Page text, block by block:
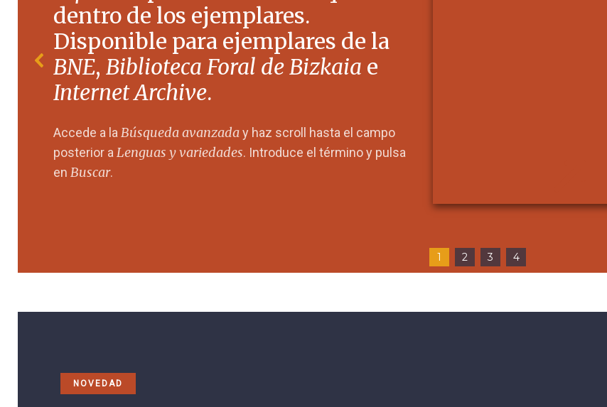
dentro de los ejemplares.
Disponible para ejemplares de la
BNE, Biblioteca Foral de Bizkaia e
Internet Archive.
Accede a laBúsqueda avanzaday haz scroll hasta el campo
posterior aLenguas y variedades. Introduce el término y pulsa
en Buscar.
1 2 3 4
NOVEDAD